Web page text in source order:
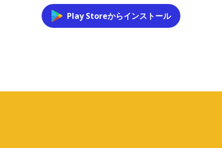
Play Storeからインストール